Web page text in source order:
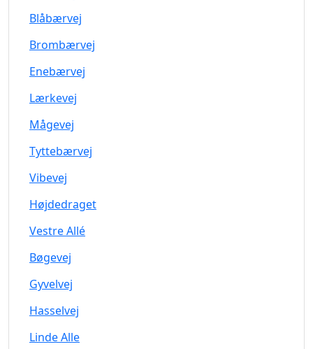
Blåbærvej
Brombærvej
Enebærvej
Lærkevej
Mågevej
Tyttebærvej
Vibevej
Højdedraget
Vestre Allé
Bøgevej
Gyvelvej
Hasselvej
Linde Alle